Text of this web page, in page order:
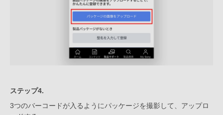
ステップ4.
3つのバーコードが入るようにパッケージを撮影して、アップロ